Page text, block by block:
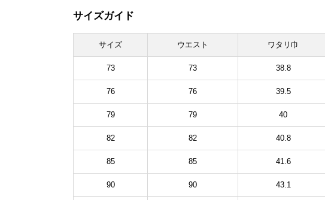
サイズガイド
サイズ ウエスト ワタリ巾
73 73 38.8
76 76 39.5
79 79 40
82 82 40.8
85 85 41.6
90 90 43.1